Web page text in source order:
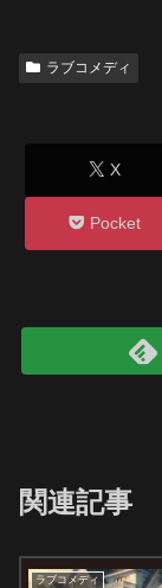
ラブコメディ
X
Pocket
関連記事
ラブコメディ